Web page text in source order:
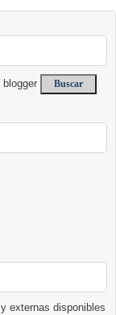
externas disponibles